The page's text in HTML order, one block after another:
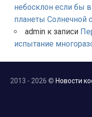
небосклон если бы
планеты Солнечной
adminк записи
испытание
2013 - 2026 © Новости